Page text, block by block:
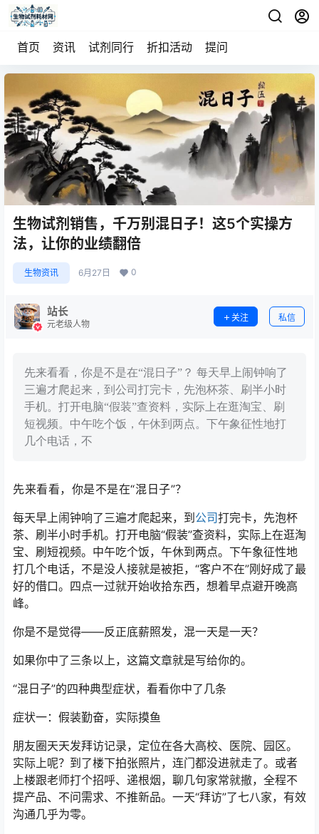
首页 资讯 试剂同行 折扣活动 提问
生物试剂销售，千万别混日子！这5个实操方
法，让你的业绩翻倍
生物资讯 6月27日 0
站长
元老级人物
关注 私信
先来看看，你是不是在“混日子”？ 每天早上闹钟响了
三遍才爬起来，到公司打完卡，先泡杯茶、刷半小时
手机。打开电脑“假装”查资料，实际上在逛淘宝、刷
短视频。中午吃个饭，午休到两点。下午象征性地打
几个电话，不
先来看看，你是不是在“混日子”？
每天早上闹钟响了三遍才爬起来，到公司打完卡，先泡杯
茶、刷半小时手机。打开电脑“假装”查资料，实际上在逛淘
宝、刷短视频。中午吃个饭，午休到两点。下午象征性地
打几个电话，不是没人接就是被拒，“客户不在”刚好成了最
好的借口。四点一过就开始收拾东西，想着早点避开晚高
峰。
你是不是觉得——反正底薪照发，混一天是一天？
如果你中了三条以上，这篇文章就是写给你的。
“混日子”的四种典型症状，看看你中了几条
症状一：假装勤奋，实际摸鱼
朋友圈天天发拜访记录，定位在各大高校、医院、园区。
实际上呢？到了楼下拍张照片，连门都没进就走了。或者
上楼跟老师打个招呼、递根烟，聊几句家常就撤，全程不
提产品、不问需求、不推新品。一天“拜访”了七八家，有效
沟通几乎为零。